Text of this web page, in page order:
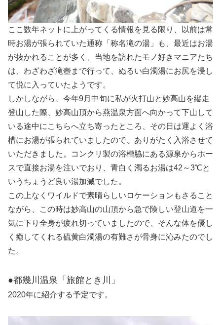
ここ数年ネットに上がってくる情報を見る限り、以前は常
時お湯が張られていた通称「称名滝の湯」も、最近はお湯
が抜かれることが多く、当地を訪れたモノ好きマニアたち
は、わざわざ滝壺まで行って、ぬるい白濁湯にお尻を浸し
て悦に入っていたようです。
しかしながら、今年9月中旬に私が火打山と妙高山を縦走
登山した際、妙高山頂から燕温泉方面へ向かって下山して
いる途中にこちらへ立ち寄ったところ、その日は運よく浴
槽にお湯が張られていましたので、ありがたく入浴させて
いただきました。コンクリ製の浴槽脇にある源泉からホー
スで直接お湯を注いでおり、青白く濁るお湯は42～3℃と
いうちょうど良い湯加減でした。
この上なくワイルドで素晴らしいロケーションもさること
ながら、この時は妙高山の山頂から急で険しい登山道を一
気に下り全身が疲れ切っていましたので、そんな体を優し
く癒してくれる硫黄白濁湯の有難さが骨身に沁みたのでし
た。
●都幾川温泉「旅館とき川」
2020年に紹介する予定です。